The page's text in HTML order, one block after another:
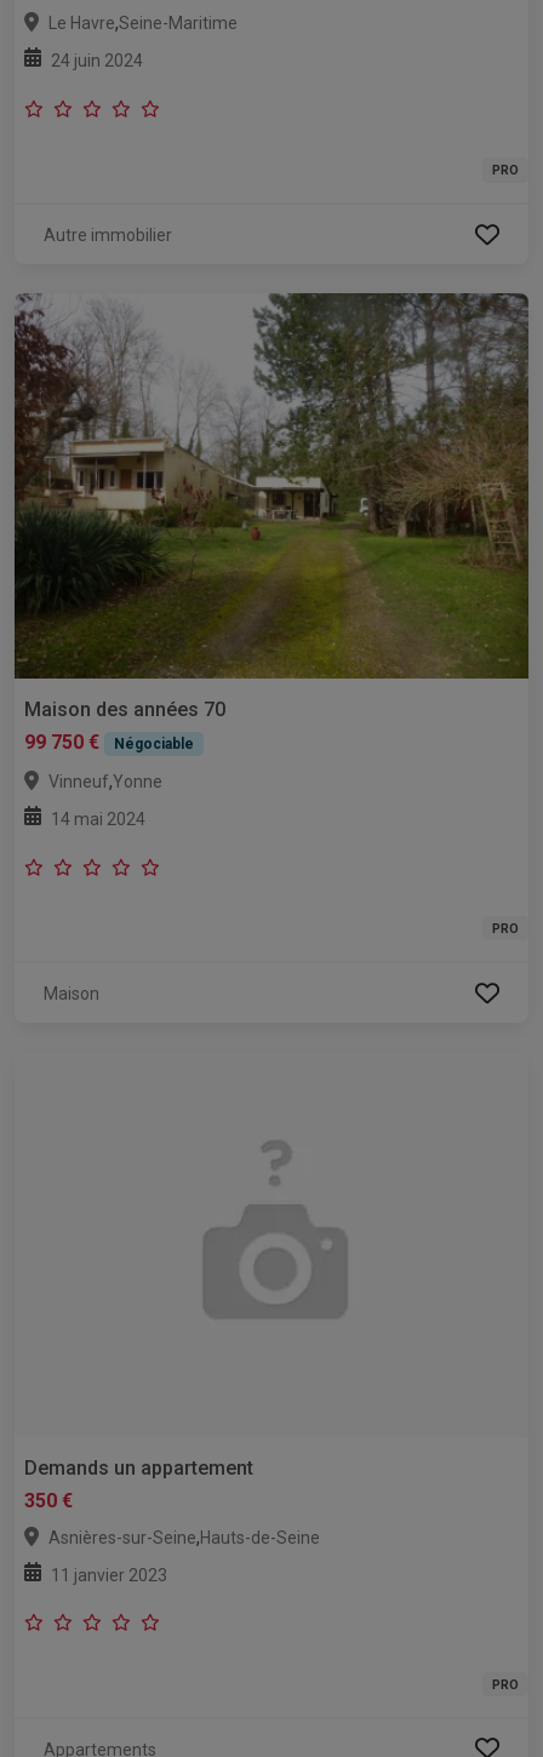
Le Havre,Seine-Maritime
24 juin 2024
PRO
Autre immobilier
Maison des années 70
99 750 €
Négociable
Vinneuf,Yonne
14 mai 2024
PRO
Maison
Demands un appartement
350 €
Asnières-sur-Seine,Hauts-de-Seine
11 janvier 2023
PRO
Appartements